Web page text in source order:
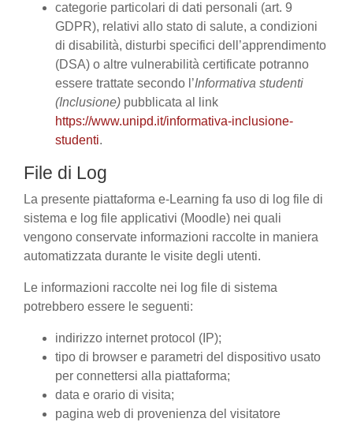
categorie particolari di dati personali (art. 9
GDPR), relativi allo stato di salute, a condizioni
di disabilità, disturbi specifici dell’apprendimento
(DSA) o altre vulnerabilità certificate potranno
essere trattate secondo l’Informativa studenti
(Inclusione) pubblicata al link
https://www.unipd.it/informativa-inclusione-
studenti.
File di Log
La presente piattaforma e-Learning fa uso di log file di
sistema e log file applicativi (Moodle) nei quali
vengono conservate informazioni raccolte in maniera
automatizzata durante le visite degli utenti.
Le informazioni raccolte nei log file di sistema
potrebbero essere le seguenti:
indirizzo internet protocol (IP);
tipo di browser e parametri del dispositivo usato
per connettersi alla piattaforma;
data e orario di visita;
pagina web di provenienza del visitatore